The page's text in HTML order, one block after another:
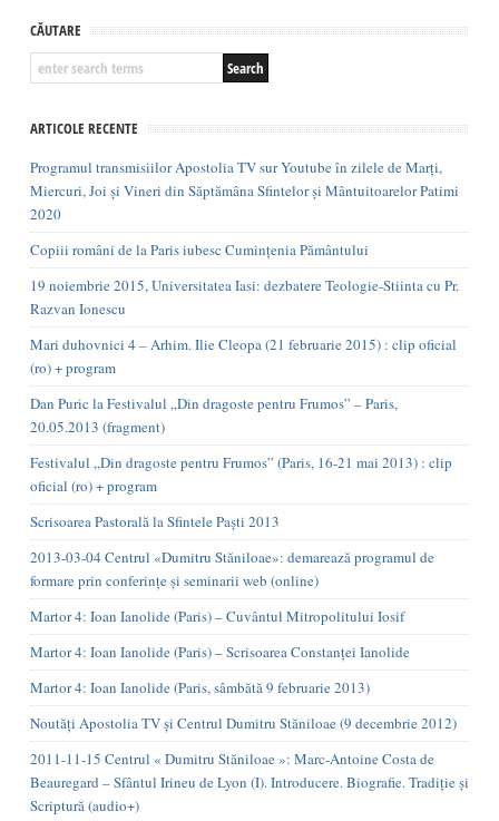
CĂUTARE
ARTICOLE RECENTE
Programul transmisiilor Apostolia TV sur Youtube în zilele de Marți,
Miercuri, Joi și Vineri din Săptămâna Sfintelor și Mântuitoarelor Patimi
2020
Copiii români de la Paris iubesc Cumințenia Pământului
19 noiembrie 2015, Universitatea Iasi: dezbatere Teologie-Stiinta cu Pr.
Razvan Ionescu
Mari duhovnici 4 – Arhim. Ilie Cleopa (21 februarie 2015) : clip oficial
(ro) + program
Dan Puric la Festivalul „Din dragoste pentru Frumos” – Paris,
20.05.2013 (fragment)
Festivalul „Din dragoste pentru Frumos” (Paris, 16-21 mai 2013) : clip
oficial (ro) + program
Scrisoarea Pastorală la Sfintele Paști 2013
2013-03-04 Centrul «Dumitru Stăniloae»: demarează programul de
formare prin conferințe și seminarii web (online)
Martor 4: Ioan Ianolide (Paris) – Cuvântul Mitropolitului Iosif
Martor 4: Ioan Ianolide (Paris) – Scrisoarea Constanței Ianolide
Martor 4: Ioan Ianolide (Paris, sâmbătă 9 februarie 2013)
Noutăți Apostolia TV și Centrul Dumitru Stăniloae (9 decembrie 2012)
2011-11-15 Centrul « Dumitru Stăniloae »: Marc-Antoine Costa de
Beauregard – Sfântul Irineu de Lyon (I). Introducere. Biografie. Tradiție și
Scriptură (audio+)